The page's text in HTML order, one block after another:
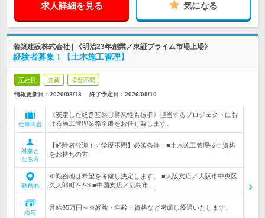
求人詳細を見る 気になる
若築建設株式会社 | 《明治23年創業／東証プライム市場上場》
経験者募集！【土木施工管理】
正社員 急募 学歴不問
情報更新日：2026/03/13 終了予定日： 2026/09/10
仕事内容
《安定した経営基盤◎将来性も抜群》担当するプロジェクトにお
ける施工管理業務全般をお任せ致します。
対象と
なる方
【経験者歓迎！／学歴不問】必須条件：■土木施工管理技士資格
をお持ちの方
勤務地
※勤務地は希望を考慮し決定します。 ■大阪支店／大阪市中央区
久太郎町2-2-8 ■中国支店／広島市…
給与
月給35万円～※経験・年齢・資格など考慮し優遇いたします。